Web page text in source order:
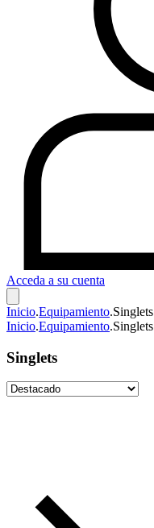
Acceda a su cuenta
Inicio.Equipamiento.Singlets
Inicio.Equipamiento.Singlets
Singlets